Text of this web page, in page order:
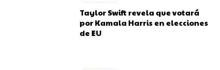
Taylor Swift revela que votará
por Kamala Harris en elecciones
de EU